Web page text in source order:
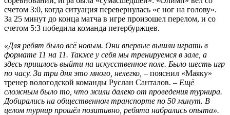
счетом 3:0, когда ситуация перевернулась «с ног на голову».
За 25 минут до конца матча в игре произошел перелом, и со
счетом 5:3 победила команда петербуржцев.
«Для ребят было всё новым. Они впервые вышли играть в
формате 11 на 11. Также у себя мы тренируемся в зале, а
здесь пришлось выйти на искусственное поле. Было шесть игр
по часу. За три дня это много, нелегко, – пояснил «Маяку»
тренер вологодской команды Руслан Санталов. – Ещё
сложным было то, что жили далеко от проведения турнира.
Добирались на общественном транспорте по 50 минут. В
целом турнир прошёл позитивно, ребята набрались опыта».